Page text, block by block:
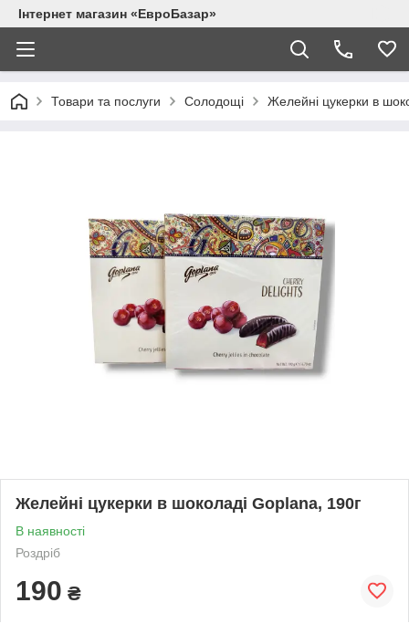
Інтернет магазин «ЕвроБазар»
Товари та послуги Солодощі Желейні цукерки в
Желейні цукерки в шоколаді Goplana, 190г
В наявності
Роздріб
190 ₴